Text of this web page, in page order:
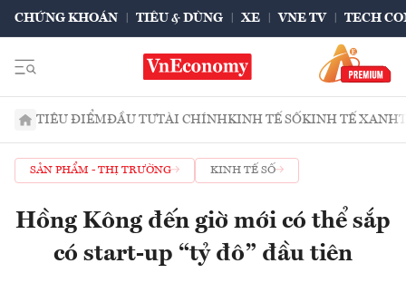
CHỨNG KHOÁN TIÊU & DÙNG XE VNE TV TECH
TIÊU ĐIỂMĐẦU TƯTÀI CHÍNHKINH TẾ SỐKINH TẾ XANH
SẢN PHẨM - THỊ TRƯỜNG KINH TẾ SỐ
Hồng Kông đến giờ mới có thể sắp
có start-up “tỷ đô” đầu tiên